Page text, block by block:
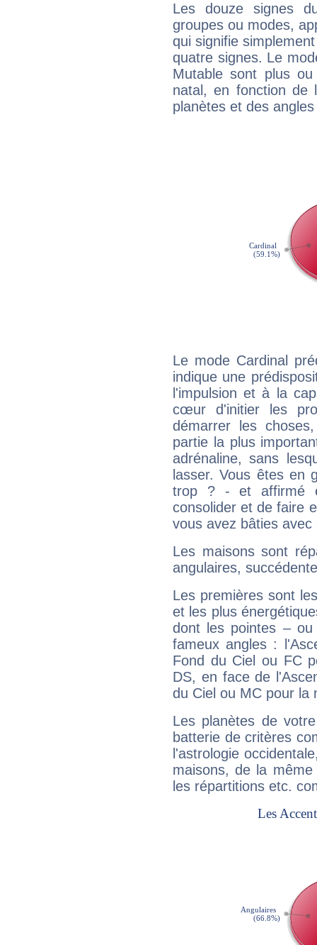
Les douze signes
groupes ou modes,
qui signifie
quatre signes. Le
Mutable sont plus
natal, en fonction de
planètes et des
Le mode Cardinal
indique une
l'impulsion et à la
cœur d'initier les
démarrer les
partie la plus
adrénaline, sans
lasser. Vous êtes en
trop ? - et affirmé
consolider et de faire
vous avez bâties avec
Les maisons sont
angulaires,
Les premières sont
et les plus
dont les pointes –
fameux angles :
Fond du Ciel ou FC
DS, en face de
du Ciel ou MC pour la
Les planètes de
batterie de critères
l'astrologie
maisons, de la
les répartitions etc.